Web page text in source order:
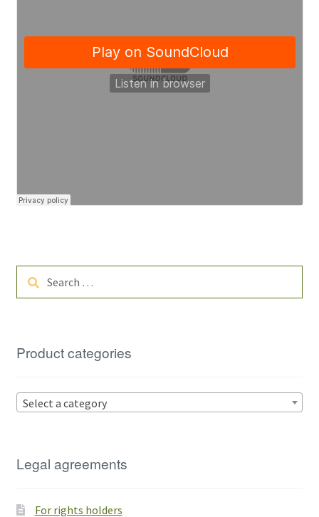
for:
Product categories
Select a category
Legal agreements
For rights holders